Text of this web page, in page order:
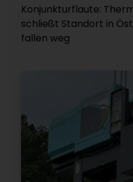
Konjunkturflaute:
schließt Standort in
fallen weg